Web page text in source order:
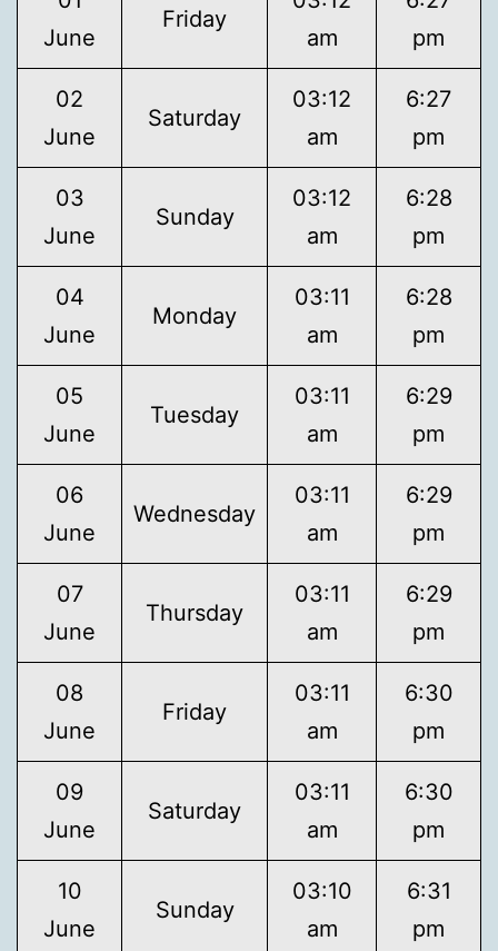
June
Friday
am
pm
02
June
Saturday
03:12
am
6:27
pm
03
June
Sunday
03:12
am
6:28
pm
04
June
Monday
03:11
am
6:28
pm
05
June
Tuesday
03:11
am
6:29
pm
06
June
Wednesday
03:11
am
6:29
pm
07
June
Thursday
03:11
am
6:29
pm
08
June
Friday
03:11
am
6:30
pm
09
June
Saturday
03:11
am
6:30
pm
10
June
Sunday
03:10
am
6:31
pm